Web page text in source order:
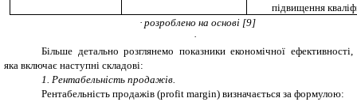
підвищення
· розроблено на основі [9]
·
Більше детально розглянемо показники економічної ефективності,
яка включає наступні складові:
1. Рентабельність продажів.
Рентабельність продажів (profit margin) визначається за формулою: